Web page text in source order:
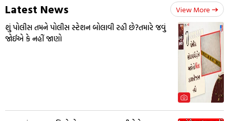
Latest News View More
શું પોલીસ તમને પોલીસ સ્ટેશન બોલાવી રહી છે?તમારે જવું
જોઈએ કે નહીં જાણો